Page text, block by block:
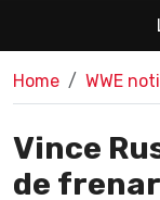
Home WWE
Vince
de